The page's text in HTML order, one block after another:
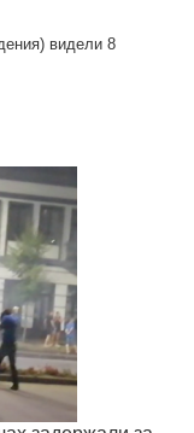
видели 8